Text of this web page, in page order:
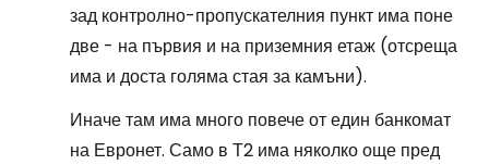
зад контролно-пропускателния пункт има поне
две - на първия и на приземния етаж (отсреща
има и доста голяма стая за камъни).
Иначе там има много повече от един банкомат
на Евронет. Само в Т2 има няколко още пред